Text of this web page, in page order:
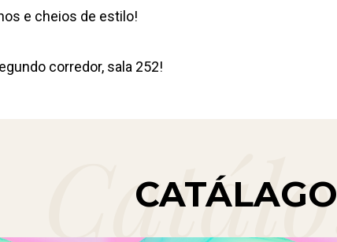
e cheios de estilo!
corredor, sala 252!
CATÁLAGO